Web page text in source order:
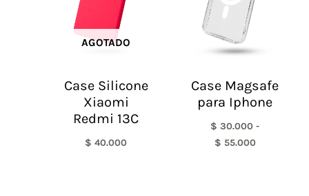
AGOTADO
Case Silicone
Xiaomi
Redmi 13C
$ 40.000
Case Magsafe
para Iphone
$ 30.000 -
$ 55.000